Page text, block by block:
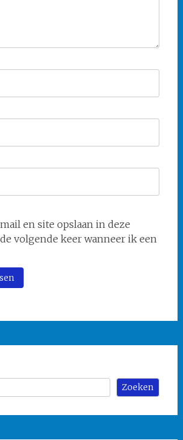
en site opslaan in deze
volgende keer wanneer ik een
Zoeken